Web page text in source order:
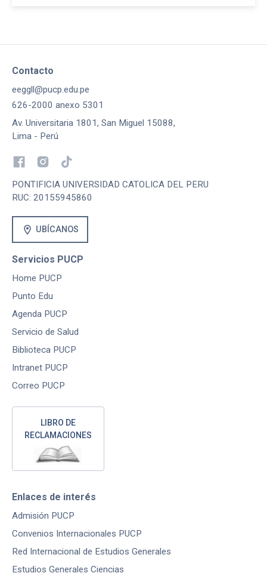
Contacto
eeggll@pucp.edu.pe
626-2000 anexo 5301
Av. Universitaria 1801, San Miguel 15088,
Lima - Perú
PONTIFICIA UNIVERSIDAD CATOLICA DEL PERU
RUC: 20155945860
location_on UBÍCANOS
Servicios PUCP
Home PUCP
Punto Edu
Agenda PUCP
Servicio de Salud
Biblioteca PUCP
Intranet PUCP
Correo PUCP
LIBRO DE
RECLAMACIONES
Enlaces de interés
Admisión PUCP
Convenios Internacionales PUCP
Red Internacional de Estudios Generales
Estudios Generales Ciencias